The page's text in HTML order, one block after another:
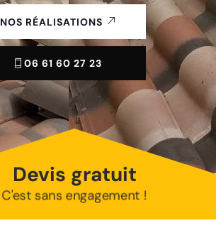
NOS RÉALISATIONS
06 61 60 27 23
Devis gratuit
C'est sans engagement !